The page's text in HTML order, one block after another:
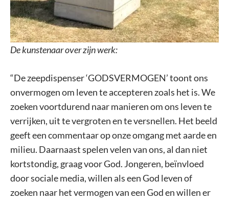
De kunstenaar over zijn werk:
“De zeepdispenser ‘GODSVERMOGEN’ toont ons
onvermogen om leven te accepteren zoals het is. We
zoeken voortdurend naar manieren om ons leven te
verrijken, uit te vergroten en te versnellen. Het beeld
geeft een commentaar op onze omgang met aarde en
milieu. Daarnaast spelen velen van ons, al dan niet
kortstondig, graag voor God. Jongeren, beïnvloed
door sociale media, willen als een God leven of
zoeken naar het vermogen van een God en willen er